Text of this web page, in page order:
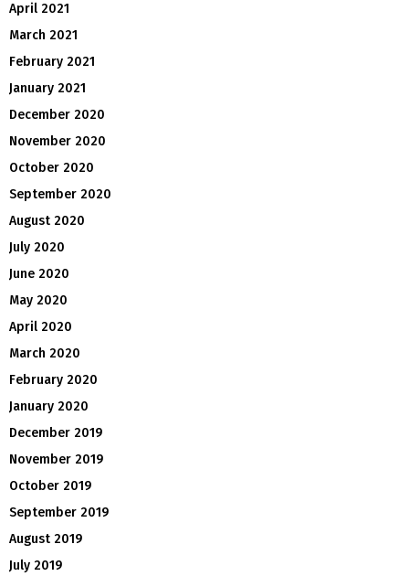
April 2021
March 2021
February 2021
January 2021
December 2020
November 2020
October 2020
September 2020
August 2020
July 2020
June 2020
May 2020
April 2020
March 2020
February 2020
January 2020
December 2019
November 2019
October 2019
September 2019
August 2019
July 2019